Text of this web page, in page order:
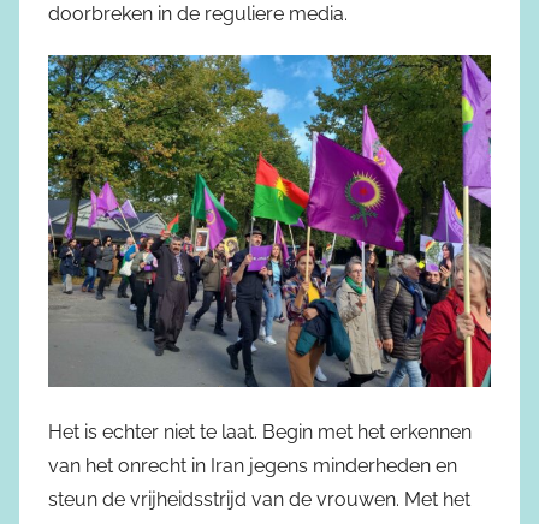
doorbreken in de reguliere media.
Het is echter niet te laat. Begin met het erkennen
van het onrecht in Iran jegens minderheden en
steun de vrijheidsstrijd van de vrouwen. Met het